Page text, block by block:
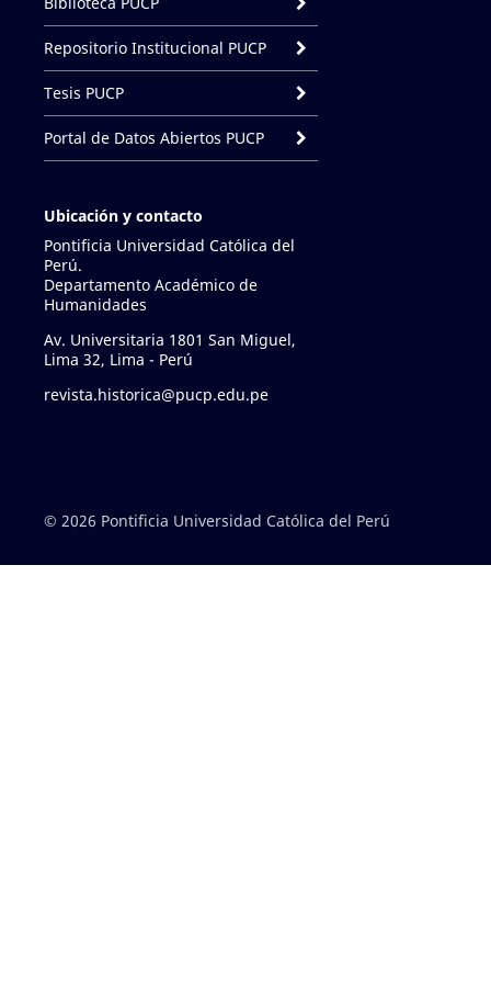
Repositorio Institucional PUCP
Tesis PUCP
Portal de Datos Abiertos PUCP
Ubicación y contacto
Pontificia Universidad Católica del
Perú.
Departamento Académico de
Humanidades
Av. Universitaria 1801 San Miguel,
Lima 32, Lima - Perú
revista.historica@pucp.edu.pe
© 2026 Pontificia Universidad Católica del Perú